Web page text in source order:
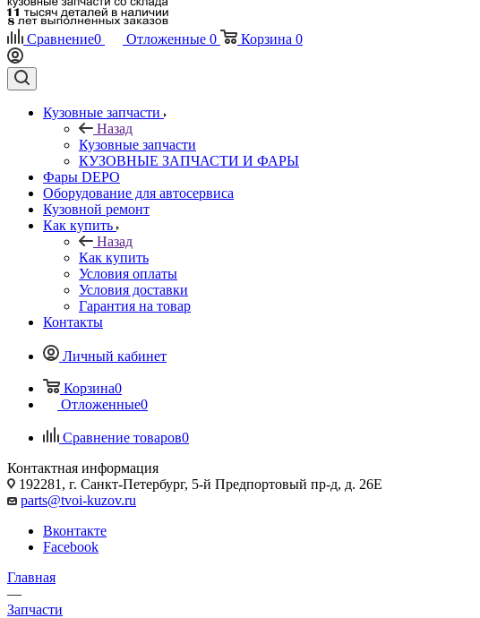
Сравнение0 Отложенные 0 Корзина 0
Кузовные запчасти
Назад
Кузовные запчасти
КУЗОВНЫЕ ЗАПЧАСТИ И ФАРЫ
Фары DEPO
Оборудование для автосервиса
Кузовной ремонт
Как купить
Назад
Как купить
Условия оплаты
Условия доставки
Гарантия на товар
Контакты
Личный кабинет
Корзина0
Отложенные0
Сравнение товаров0
Контактная информация
192281, г. Санкт-Петербург, 5-й Предпортовый пр-д, д. 26Е
parts@tvoi-kuzov.ru
Вконтакте
Facebook
Главная
—
Запчасти